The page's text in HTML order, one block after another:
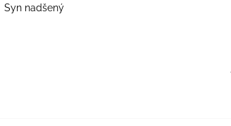
Syn nadšený